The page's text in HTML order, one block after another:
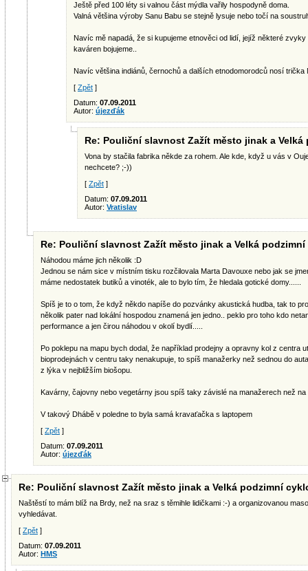
Ještě před 100 léty si valnou část mýdla vařily hospodyně doma.
Valná většina výroby Sanu Babu se stejně lysuje nebo točí na
Navíc mě napadá, že si kupujeme etnověci od lidí, jejíž některé
kaváren bojujeme..
Navíc většina indiánů, černochů a dalších etnodomorodců nosí trička
[ Zpět ]
Datum: 07.09.2011
Autor: újezďák
Re: Pouliční slavnost Zažít město jinak a
Vona by stačila fabrika někde za rohem. Ale kde, když u vás v
nechcete? ;-))
[ Zpět ]
Datum: 07.09.2011
Autor: Vratislav
Re: Pouliční slavnost Zažít město jinak a Velká
Náhodou máme jich několik :D
Jednou se nám sice v místním tisku rozčilovala Marta Davouxe nebo jak se
máme nedostatek butiků a vinoték, ale to bylo tím, že hledala gotické domy......
Spíš je to o tom, že když někdo napíše do pozvánky akustická hudba, tak to
několik pater nad lokální hospodou znamená jen jedno.. peklo pro toho kdo
performance a jen čirou náhodou v okolí bydlí.....
Po poklepu na mapu bych dodal, že například prodejny a opravny kol z centra
bioprodejnách v centru taky nenakupuje, to spíš manažerky než sednou do
z lýka v nejbližším biošopu.
Kavárny, čajovny nebo vegetárny jsou spíš taky závislé na manažerech než
V takový Dhábě v poledne to byla samá kravaťačka s laptopem
[ Zpět ]
Datum: 07.09.2011
Autor: újezďák
Re: Pouliční slavnost Zažít město jinak a Velká podzimní
Naštěstí to mám blíž na Brdy, než na sraz s těmihle lidičkami :-) a organizovanou
vyhledávat.
[ Zpět ]
Datum: 07.09.2011
Autor: HMS